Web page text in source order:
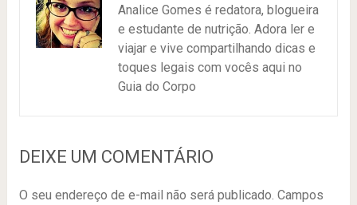
Analice Gomes é redatora, blogueira
e estudante de nutrição. Adora ler e
viajar e vive compartilhando dicas e
toques legais com vocês aqui no
Guia do Corpo
DEIXE UM COMENTÁRIO
O seu endereço de e-mail não será publicado. Campos